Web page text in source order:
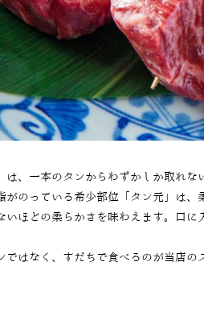
は、一本のタンからわずかしか取れ
がのっている希少部位「タン元」は
いほどの柔らかさを味わえます。口に
ではなく、すだちで食べるのが当店の